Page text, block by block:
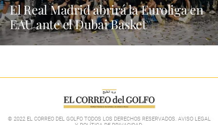
El Real Madrid abrirá la Euroliga en
EAU ante el Dubai Basket
© 2022 EL CORREO DEL GOLFO TODOS LOS DERECHOS RESERVADOS. AVISO LEGAL